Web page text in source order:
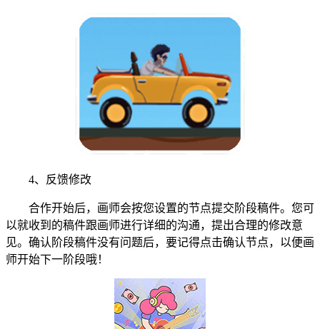
4、反馈修改
合作开始后，画师会按您设置的节点提交阶段稿件。您可
以就收到的稿件跟画师进行详细的沟通，提出合理的修改意
见。确认阶段稿件没有问题后，要记得点击确认节点，以便画
师开始下一阶段哦！